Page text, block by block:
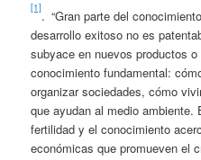
[1]. “Gran parte del
desarrollo exitoso no es
subyace en nuevos productos
conocimiento fundamental:
organizar sociedades, cómo
que ayudan al medio
fertilidad y el conocimiento
económicas que promueven el